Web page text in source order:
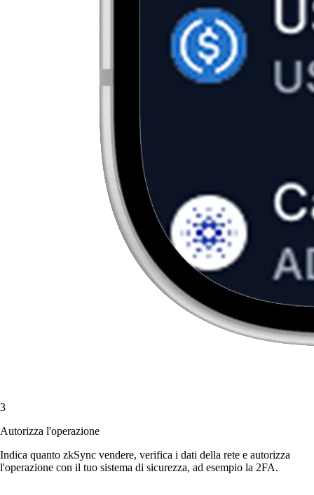
3
Autorizza l'operazione
Indica quanto zkSync vendere, verifica i dati della rete e autorizza
l'operazione con il tuo sistema di sicurezza, ad esempio la 2FA.